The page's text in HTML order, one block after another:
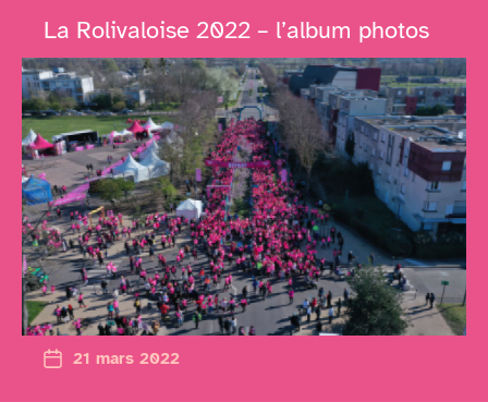
La Rolivaloise 2022 – l’album photos
21 mars 2022